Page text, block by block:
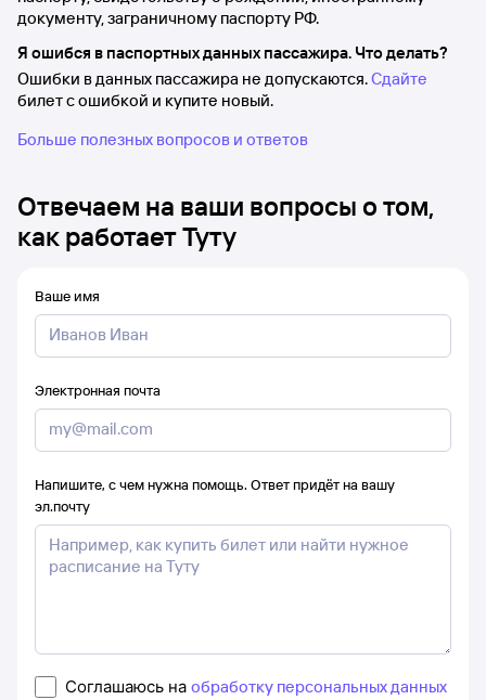
документу, заграничному паспорту РФ.
Я ошибся в паспортных данных пассажира. Что делать?
Ошибки в данных пассажира не допускаются.Сдайте
билет с ошибкой и купите новый.
Больше полезных вопросов и ответов
Отвечаем на ваши вопросы о том,
как работает Туту
Ваше имя
Электронная почта
Напишите, с чем нужна помощь. Ответ придёт на вашу
эл.почту
Соглашаюсь на обработку персональных данных